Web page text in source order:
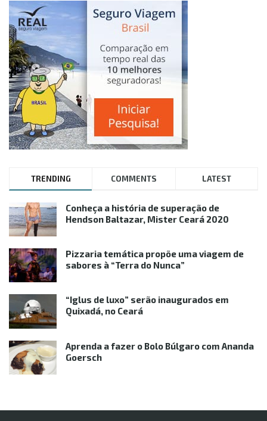
TRENDING COMMENTS LATEST
Conheça a história de superação de
Hendson Baltazar, Mister Ceará 2020
Pizzaria temática propõe uma viagem de
sabores à “Terra do Nunca”
“Iglus de luxo” serão inaugurados em
Quixadá, no Ceará
Aprenda a fazer o Bolo Búlgaro com Ananda
Goersch